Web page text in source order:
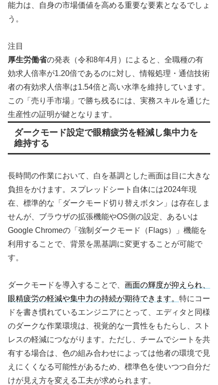
能力は、自身の市場価値を高める重要な要素となるでしょ
う。
注目
厚生労働省の発表（令和8年4月）によると、全職種の有
効求人倍率が1.20倍であるのに対し、情報処理・通信技術
者の有効求人倍率は1.54倍と高い水準を維持しています。
この「売り手市場」で勝ち残るには、実務スキルを通じた
生産性の証明が鍵となります。
ダークモード設定で眼精疲労を軽減し集中力を
維持する
長時間の作業において、白を基調とした画面は目に大きな
負担をかけます。スプレッドシート自体には2024年現
在、標準的な「ダークモード切り替えボタン」は存在しま
せんが、ブラウザの拡張機能やOS側の設定、あるいは
Google Chromeの「強制ダークモード（Flags）」機能を
利用することで、背景を黒基調に変更することが可能で
す。
ダークモードを導入することで、 画面の輝度が抑えられ、
眼精疲労の軽減や集中力の持続が期待できます。 特にコー
ドを書き慣れているエンジニアにとって、エディタと同様
のダークな作業環境は、視覚的な一貫性をもたらし、スト
レスの軽減につながります。ただし、チームでシートを共
有する場合は、色の組み合わせによっては他者の環境で見
えにくくなる可能性があるため、標準色を使いつつ自分だ
けが見え方を変える工夫が求められます。